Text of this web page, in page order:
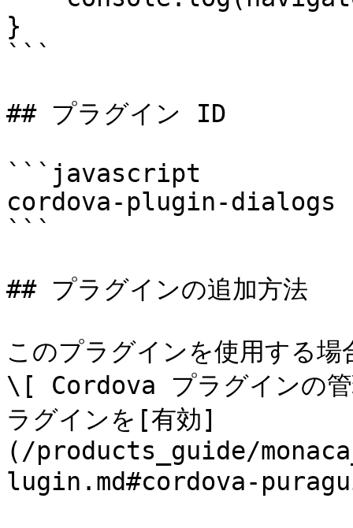
}
```
## プラグイン ID
```javascript
cordova-plugin-dialogs
```
## プラグインの追加方法
このプラグインを使用する
\[ Cordova プラグイン
ラグインを[有効]
(/products_guide/
lugin.md#cordova-